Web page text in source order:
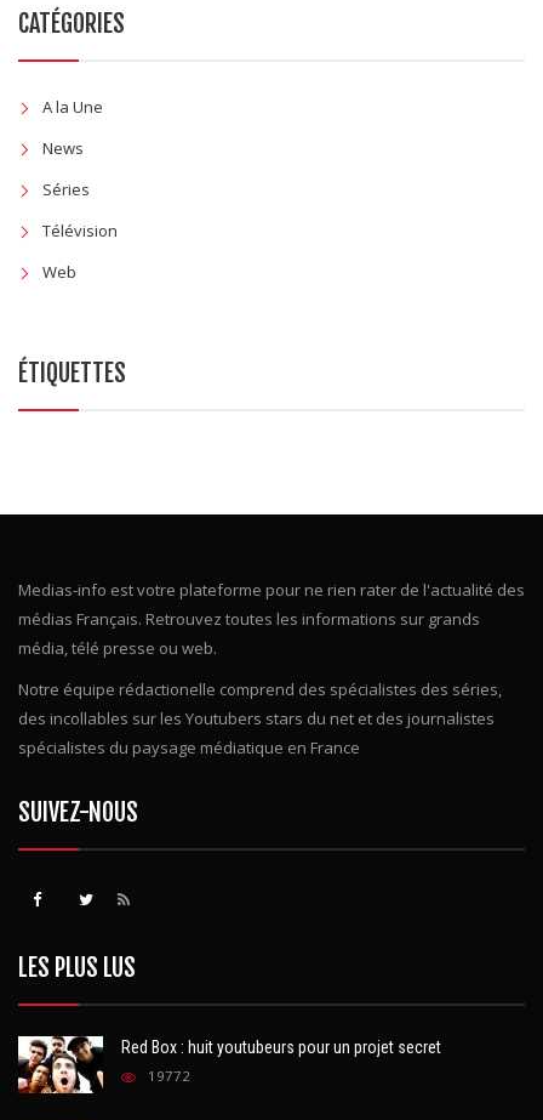
CATÉGORIES
A la Une
News
Séries
Télévision
Web
ÉTIQUETTES
Medias-info est votre plateforme pour ne rien rater de l'actualité des
médias Français. Retrouvez toutes les informations sur grands
média, télé presse ou web.
Notre équipe rédactionelle comprend des spécialistes des séries,
des incollables sur les Youtubers stars du net et des journalistes
spécialistes du paysage médiatique en France
SUIVEZ-NOUS
LES PLUS LUS
Red Box : huit youtubeurs pour un projet secret
19772